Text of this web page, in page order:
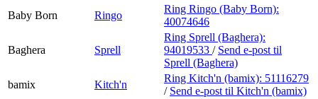
Baby Born
Ringo
Ring Ringo (Baby Born):
40074646
Baghera Sprell
Ring Sprell (Baghera):
94019533 / Send e-post til
Sprell (Baghera)
bamix
Kitch'n
Ring Kitch'n (bamix): 51116279
/ Send e-post til Kitch'n (bamix)